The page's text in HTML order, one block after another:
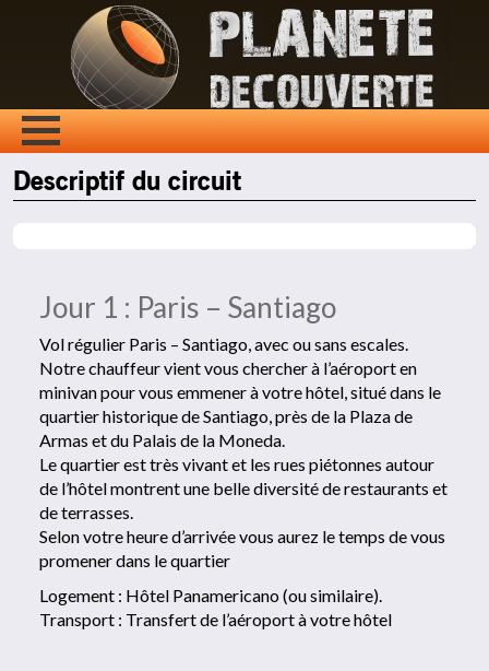
Descriptif du circuit
Jour 1 : Paris – Santiago
Vol régulier Paris – Santiago, avec ou sans escales.
Notre chauffeur vient vous chercher à l’aéroport en
minivan pour vous emmener à votre hôtel, situé dans le
quartier historique de Santiago, près de la Plaza de
Armas et du Palais de la Moneda.
Le quartier est très vivant et les rues piétonnes autour
de l’hôtel montrent une belle diversité de restaurants et
de terrasses.
Selon votre heure d’arrivée vous aurez le temps de vous
promener dans le quartier
Logement : Hôtel Panamericano (ou similaire).
Transport : Transfert de l’aéroport à votre hôtel